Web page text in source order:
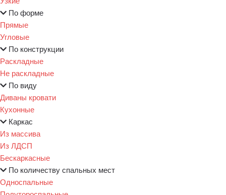
По форме
Прямые
Угловые
По конструкции
Раскладные
Не раскладные
По виду
Диваны кровати
Кухонные
Каркас
Из массива
Из ЛДСП
Бескаркасные
По количеству спальных мест
Односпальные